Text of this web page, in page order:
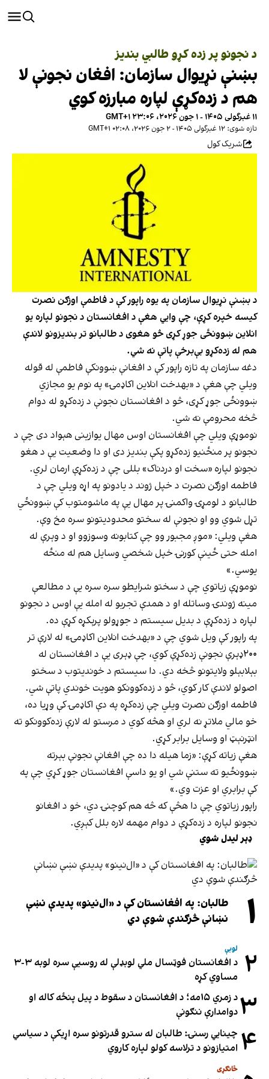
د نجونو پر زده کړو طالبي بندیز
بښنې نړیوال سازمان: افغان نجونې لا
هم د زده‌کړې لپاره مبارزه کوي
۱۱ غبرگولی ۱۴۰۵ - ۱ جون ۲۰۲۶، ۲۳:۰۶ GMT+۱
تازه شوی: ۱۲ غبرگولی ۱۴۰۵ - ۲ جون ۲۰۲۶، ۰۲:۰۸ GMT+۱
شریک کول
د بښنې نړیوال سازمان په یوه راپور کې د فاطمې اوزګن نصرت
کیسه خپره کړې، چې وایي هغې د افغانستان د نجونو لپاره یو
انلاین ښوونځی جوړ کړی څو هغوی د طالبانو تر بندیزونو لاندې
هم له زده‌کړو بې‌برخې پاتې نه شي.
دغه سازمان په تازه راپور کې د افغانې ښوونکې فاطمې له قوله
ویلي چې هغې د «بهدخت انلاین اکاډمۍ» په نوم یو مجازي
ښوونځی جوړ کړی، څو د افغانستان نجونې د زده‌کړو له دوام
څخه محرومې نه شي.
نوموړې ویلي چې افغانستان اوس مهال یوازینی هېواد دی چې د
نجونو پر منځنیو زده‌کړو پکې بندیز دی او دا وضعیت یې د هغو
نجونو لپاره «سخت او دردناک» بللی چې د زده‌کړې ارمان لري.
فاطمه اوزګن نصرت د خپل ژوند د یادونو په اړه ویلي چې د
طالبانو د لومړۍ واکمنۍ پر مهال یې په ماشومتوب کې ښوونځي
تړل شوي وو او نجونې له سختو محدودیتونو سره مخ وې.
هغې ویلي: «موږ مجبور وو چې کتابونه وسوزوو او د وېرې له
امله حتی ځینې کورنۍ خپل شخصي وسایل هم له منځه
یوسي.»
نوموړې زیاتوي چې د سختو شرایطو سره سره یې د مطالعې
مینه ژوندۍ وساتله او د همدې تجربو له امله یې اوس د نجونو
لپاره د زده‌کړې د بدیل سیستم د جوړولو پرېکړه کړې ده.
په راپور کې ویل شوي چې د «بهدخت انلاین اکاډمۍ» له لارې تر
۲۰۰ډېرې نجونې زده‌کړې کوي، چې ډېری یې د افغانستان له
بېلابېلو ولایتونو څخه دي. دا سیستم د خونديتوب د سختو
اصولو لاندې کار کوي، څو د زده‌کوونکو هویت خوندي پاتې شي.
فاطمه اوزګن نصرت ویلي چې زده‌کړه په دې اکاډمۍ کې وړیا ده،
خو مالي ملاتړ نه لري او هڅه کوي د مرستو له لارې زده‌کوونکو ته
انټرنېټ او وسایل برابر کړي.
هغې زیاته کړې: «زما هیله دا ده چې افغانې نجونې بېرته
ښوونځیو ته ستنې شي او یو داسې افغانستان جوړ کړي چې په
کې برابري او عزت وي.»
راپور زیاتوي چې دا هڅې که څه هم کوچنۍ دي، خو د افغانو
نجونو لپاره د زده‌کړې د دوام مهمه لاره بلل کېږي.
ډېر لیدل شوي
۱
طالبان: په افغانستان کې د «ال‌نینو» پدیدې نښې
نښانې څرګندې شوې دي
۲ لوبې
د افغانستان فوټسال ملي لوبډلې له روسیې سره لوبه ۳-۳
مساوي کړه
۳
د زمري ۱۵مه؛ د افغانستان د سقوط د پیل پنځه کاله او
دوامدارې ننګونې
۴ چینایي رسنۍ: طالبان له سترو قدرتونو سره اړیکې د سیاسي
امتیازونو د ترلاسه کولو لپاره کاروي
ځانګړی